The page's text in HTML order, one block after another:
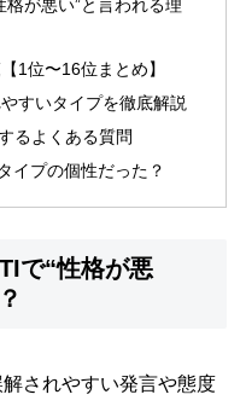
が悪い”と言われる理
1位〜16位まとめ】
すいタイプを徹底解説
るよくある質問
イプの個性だった？
で“性格が悪
されやすい発言や態度